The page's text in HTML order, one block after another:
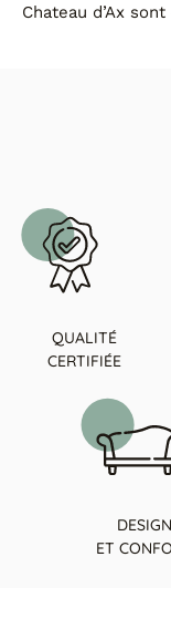
Chateau d’Ax
QUALITÉ
CERTIFIÉE
DESIGN
ET